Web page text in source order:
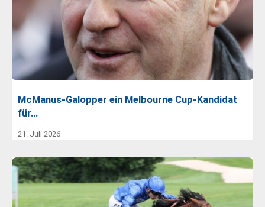
McManus-Galopper ein Melbourne Cup-Kandidat
für…
21. Juli 2026